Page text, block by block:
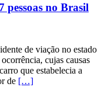
pessoas no Brasil
de viação no estado
cujas causas
que estabelecia a
de […]